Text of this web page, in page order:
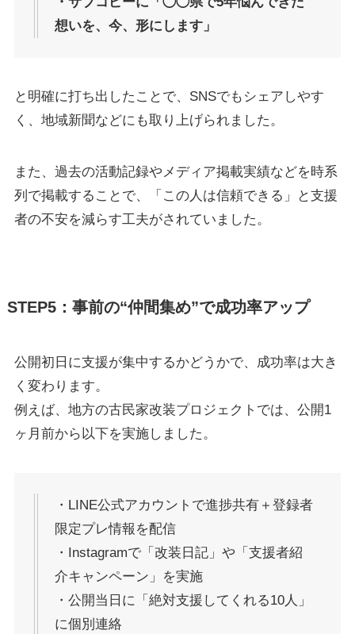
想いを、今、形にします」
と明確に打ち出したことで、SNSでもシェアしやす
く、地域新聞などにも取り上げられました。
また、過去の活動記録やメディア掲載実績などを時系
列で掲載することで、「この人は信頼できる」と支援
者の不安を減らす工夫がされていました。
STEP5：事前の“仲間集め”で成功率アップ
公開初日に支援が集中するかどうかで、成功率は大き
く変わります。
例えば、地方の古民家改装プロジェクトでは、公開1
ヶ月前から以下を実施しました。
・LINE公式アカウントで進捗共有＋登録者
限定プレ情報を配信
・Instagramで「改装日記」や「支援者紹
介キャンペーン」を実施
・公開当日に「絶対支援してくれる10人」
に個別連絡